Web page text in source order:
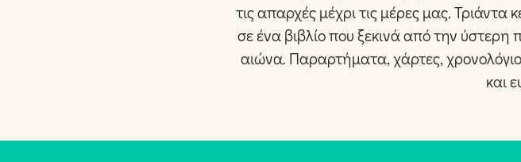
τις απαρχές μέχρι τις μέρες μας.
σε ένα βιβλίο που ξεκινά από την ύστερη
αιώνα. Παραρτήματα, χάρτες,
και